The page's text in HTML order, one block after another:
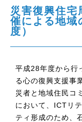
災害復興住宅
催による地域
度）
平成28年度から行
る心の復興支援事
災者と地域住民コ
において、ICTリ
ティ形成のため、